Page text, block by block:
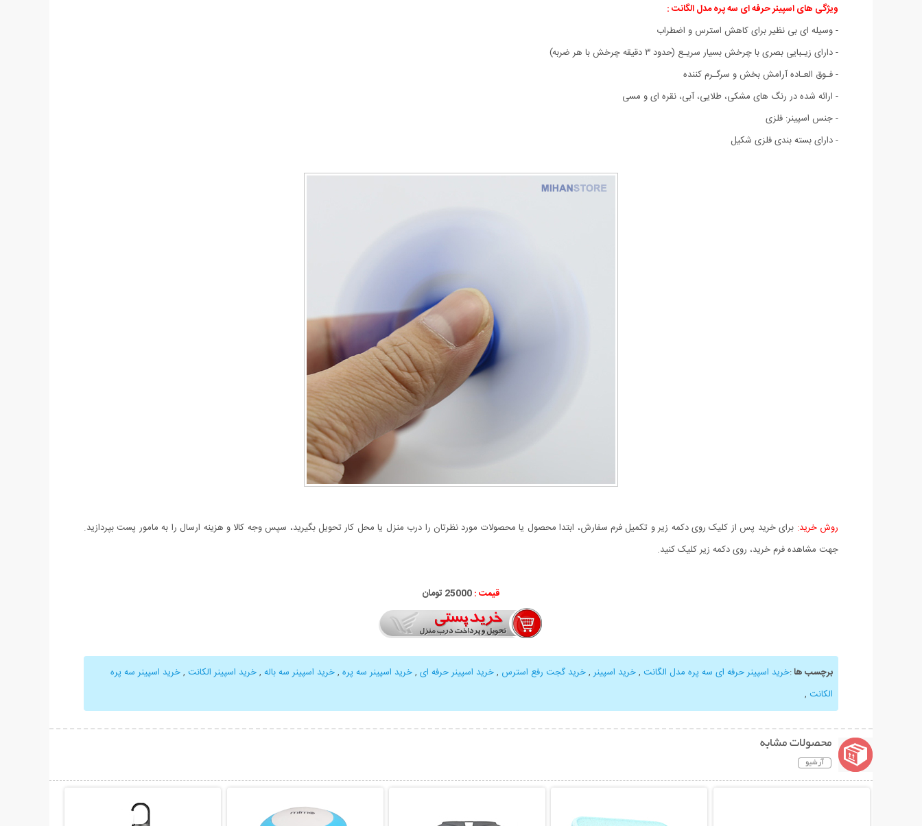
ویژگی های اسپینر حرفه ای سه پره مدل الگانت :
- وسیله ای بی نظیر برای کاهش استرس و اضطراب
- دارای زیـبایی بصری با چرخش بسیار سریـع (حدود ٣ دقيقه چرخش با هر ضربه)
- فـوق العـاده آرامش بخش و سرگـرم کننده
- ارائه شده در رنگ های مشکی، طلایی، آبی، نقره ای و مسی
- جنس اسپینر: فلزی
- دارای بسته بندی فلزی شکیل
روش خرید: برای خرید پس از کلیک روی دکمه زیر و تکمیل فرم سفارش، ابتدا محصول یا محصولات مورد نظرتان را درب منزل یا محل کار تحویل بگیرید، سپس وجه کالا و هزینه ارسال را به مامور پست بپردازید.
جهت مشاهده فرم خرید، روی دکمه زیر کلیک کنید.
قیمت :25000 تومان
برچسب ها:خرید اسپینر حرفه ای سه پره مدل الگانت ,خرید اسپینر ,خرید گجت رفع استرس ,خرید اسپینر حرفه ای ,خرید اسپینر سه پره ,خرید اسپینر سه باله ,خرید اسپینر الکانت ,خرید اسپینر سه پره
الکانت ,
محصولات مشابه
آرشیو